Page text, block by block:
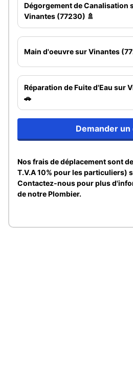
Dégorgement de Canalisation
Vinantes (77230) 🚿
Main d'oeuvre sur Vinantes
Réparation de Fuite d'Eau sur
🚗
Demander un
Nos frais de déplacement sont
T.V.A 10% pour les particuliers)
Contactez-nous pour plus
de notre Plombier.